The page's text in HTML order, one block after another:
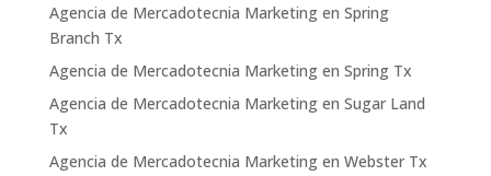
Agencia de Mercadotecnia Marketing en Spring
Branch Tx
Agencia de Mercadotecnia Marketing en Spring Tx
Agencia de Mercadotecnia Marketing en Sugar Land
Tx
Agencia de Mercadotecnia Marketing en Webster Tx